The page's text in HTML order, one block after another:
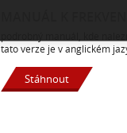
MANUÁL K
tato verze je v anglickém
Stáhnout